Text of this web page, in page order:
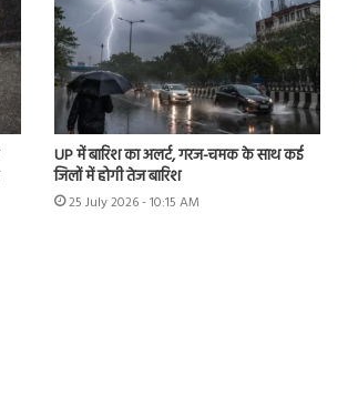
UP में बारिश का अलर्ट, गरज-चमक के साथ कई
जिलों में होगी तेज बारिश
25 July 2026 - 10:15 AM